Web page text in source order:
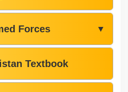
Forces ▼
Textbook